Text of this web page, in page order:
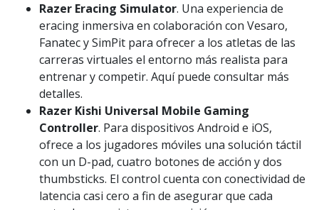
Razer Eracing Simulator. Una experiencia de
eracing inmersiva en colaboración con Vesaro,
Fanatec y SimPit para ofrecer a los atletas de las
carreras virtuales el entorno más realista para
entrenar y competir. Aquí puede consultar más
detalles.
Razer Kishi Universal Mobile Gaming
Controller. Para dispositivos Android e iOS,
ofrece a los jugadores móviles una solución táctil
con un D-pad, cuatro botones de acción y dos
thumbsticks. El control cuenta con conectividad de
latencia casi cero a fin de asegurar que cada